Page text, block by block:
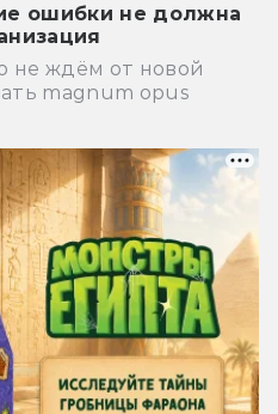
ошибки не должна
не ждём от новой
magnum opus